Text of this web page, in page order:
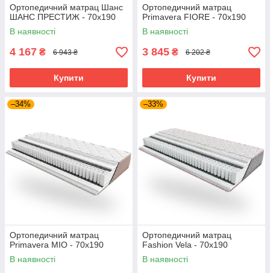
Ортопедичний матрац Шанс
ШАНС ПРЕСТИЖ - 70х190
В наявності
4 167 ₴ 6 943 ₴
Купити
Ортопедичний матрац
Primavera FIORE - 70х190
В наявності
3 845 ₴ 6 202 ₴
Купити
–34%
Ортопедичний матрац
Primavera MIO - 70х190
В наявності
–33%
Ортопедичний матрац
Fashion Vela - 70х190
В наявності